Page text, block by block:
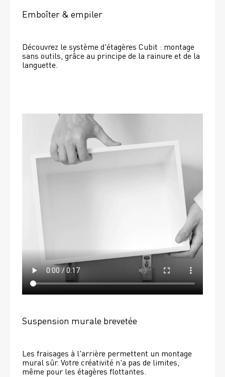
Emboîter & empiler
Découvrez le système d'étagères Cubit : montage
sans outils, grâce au principe de la rainure et de la
languette.
Suspension murale brevetée
Les fraisages à l'arrière permettent un montage
mural sûr. Votre créativité n'a pas de limites,
même pour les étagères flottantes.